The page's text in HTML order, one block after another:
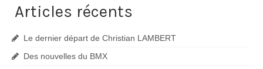
Articles récents
Le dernier départ de Christian LAMBERT
Des nouvelles du BMX